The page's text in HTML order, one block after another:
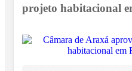
projeto habitacional